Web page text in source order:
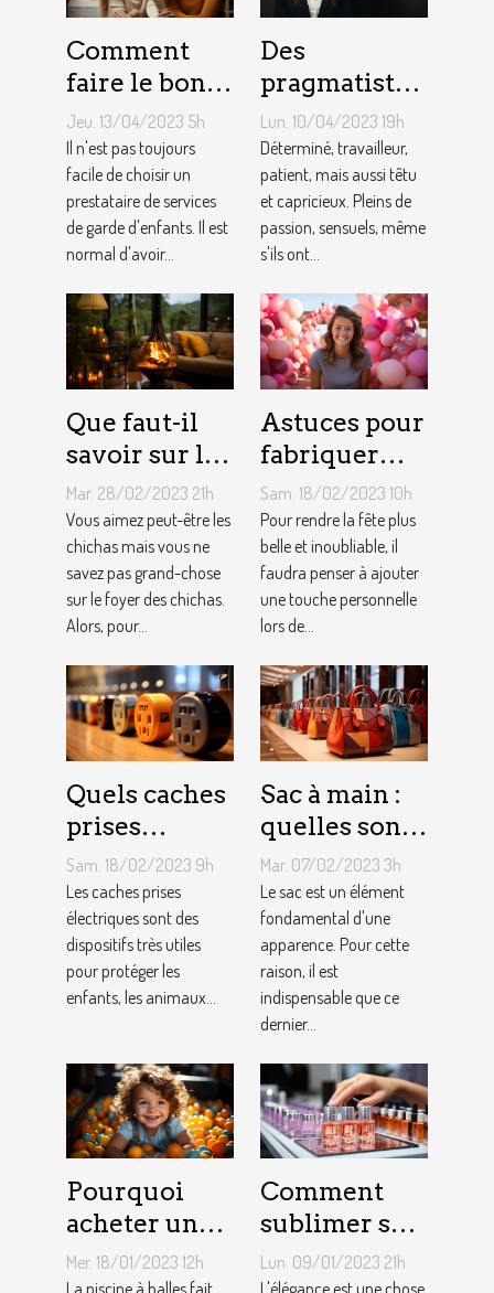
Comment
faire le bon
choix entre
une crèche et
une
assistante
maternelle ?
Jeu. 13/04/2023 5h
Il n'est pas toujours
facile de choisir un
prestataire de services
de garde d'enfants. Il est
normal d'avoir...
Des
pragmatistes
imaginatifs
et patients :
comment
sont les gens
du Taureau ?
Lun. 10/04/2023 19h
Déterminé, travailleur,
patient, mais aussi têtu
et capricieux. Pleins de
passion, sensuels, même
s'ils ont...
Que faut-il
savoir sur le
foyer chicha
?
Mar. 28/02/2023 21h
Vous aimez peut-être les
chichas mais vous ne
savez pas grand-chose
sur le foyer des chichas.
Alors, pour...
Astuces pour
fabriquer
une arche de
ballons
Sam. 18/02/2023 10h
Pour rendre la fête plus
belle et inoubliable, il
faudra penser à ajouter
une touche personnelle
lors de...
Quels caches
prises
électriques
choisir ?
Sam. 18/02/2023 9h
Les caches prises
électriques sont des
dispositifs très utiles
pour protéger les
enfants, les animaux...
Sac à main :
quelles sont
les astuces
pour faire un
choix
approprié ?
Mar. 07/02/2023 3h
Le sac est un élément
fondamental d'une
apparence. Pour cette
raison, il est
indispensable que ce
dernier...
Pourquoi
acheter une
piscine à
Mer. 18/01/2023 12h
Comment
sublimer ses
ongles ?
Lun. 09/01/2023 21h